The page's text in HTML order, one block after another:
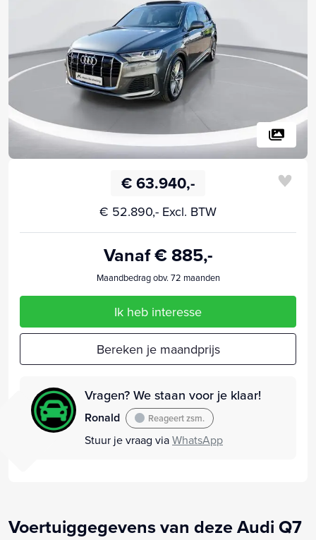
€ 63.940,-
€ 52.890,- Excl. BTW
Vanaf € 885,-
Maandbedrag obv. 72 maanden
Ik heb interesse
Bereken je maandprijs
Vragen? We staan voor je klaar!
Ronald Reageert zsm.
Stuur je vraag viaWhatsApp
Voertuiggegevens van deze Audi Q7